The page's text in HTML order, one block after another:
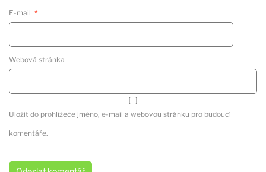
E-mail *
Webová stránka
Uložit do prohlížeče jméno, e-mail a webovou stránku pro budoucí
komentáře.